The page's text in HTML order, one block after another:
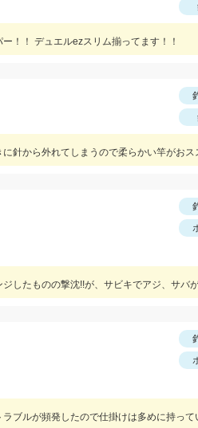
！！ デュエルezスリム揃ってます！！
針から外れてしまうので柔らかい竿がおス
したものの撃沈!!が、サビキでアジ、サバ
ブルが頻発したので仕掛けは多めに持っ